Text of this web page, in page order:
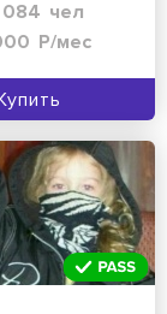
чел
Р/мес